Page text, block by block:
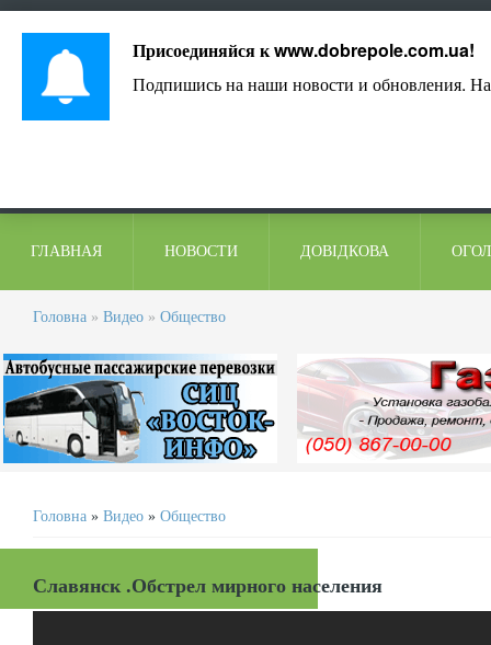
ГЛАВНАЯ НОВОСТИ ДОВІДКОВА
Головна » Видео » Общество
Головна » Видео » Общество
Славянск .Обстрел мирного населения
Присоединяйся кwww.dobrepole.com.ua!
Подпишись на наши новости и обновления.